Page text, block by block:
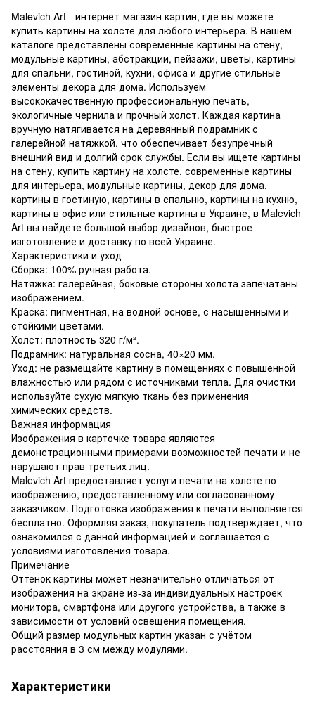
Malevich Art - интернет-магазин картин, где вы можете
купить картины на холсте для любого интерьера. В нашем
каталоге представлены современные картины на стену,
модульные картины, абстракции, пейзажи, цветы, картины
для спальни, гостиной, кухни, офиса и другие стильные
элементы декора для дома. Используем
высококачественную профессиональную печать,
экологичные чернила и прочный холст. Каждая картина
вручную натягивается на деревянный подрамник с
галерейной натяжкой, что обеспечивает безупречный
внешний вид и долгий срок службы. Если вы ищете картины
на стену, купить картину на холсте, современные картины
для интерьера, модульные картины, декор для дома,
картины в гостиную, картины в спальню, картины на кухню,
картины в офис или стильные картины в Украине, в Malevich
Art вы найдете большой выбор дизайнов, быстрое
изготовление и доставку по всей Украине.
Характеристики и уход
Сборка: 100% ручная работа.
Натяжка: галерейная, боковые стороны холста запечатаны
изображением.
Краска: пигментная, на водной основе, с насыщенными и
стойкими цветами.
Холст: плотность 320 г/м².
Подрамник: натуральная сосна, 40×20 мм.
Уход: не размещайте картину в помещениях с повышенной
влажностью или рядом с источниками тепла. Для очистки
используйте сухую мягкую ткань без применения
химических средств.
Важная информация
Изображения в карточке товара являются
демонстрационными примерами возможностей печати и не
нарушают прав третьих лиц.
Malevich Art предоставляет услуги печати на холсте по
изображению, предоставленному или согласованному
заказчиком. Подготовка изображения к печати выполняется
бесплатно. Оформляя заказ, покупатель подтверждает, что
ознакомился с данной информацией и соглашается с
условиями изготовления товара.
Примечание
Оттенок картины может незначительно отличаться от
изображения на экране из-за индивидуальных настроек
монитора, смартфона или другого устройства, а также в
зависимости от условий освещения помещения.
Общий размер модульных картин указан с учётом
расстояния в 3 см между модулями.
Характеристики